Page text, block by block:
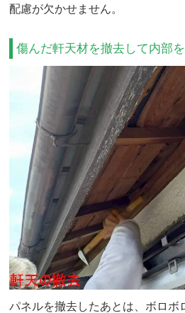
配慮が欠かせません。
傷んだ軒天材を撤去して内部
パネルを撤去したあとは、ボロボ